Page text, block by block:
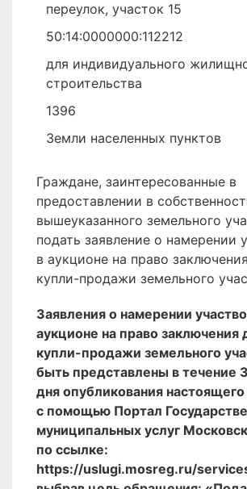
переулок, участок 15
50:14:0000000:112212
для индивидуального
строительства
1396
Земли населенных пунктов
Граждане, заинтересованные в
предоставлении в
вышеуказанного земельного
подать заявление о намерении
в аукционе на право
купли-продажи земельного
Заявления о намерении
аукционе на право заключения
купли-продажи земельного
быть представлены в течение
дня опубликования
с помощью Портал
муниципальных услуг
по ссылке:
https://uslugi.mosreg.ru/